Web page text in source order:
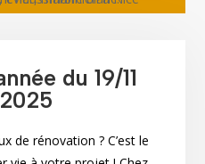
du 19/11
de rénovation ? C’est le